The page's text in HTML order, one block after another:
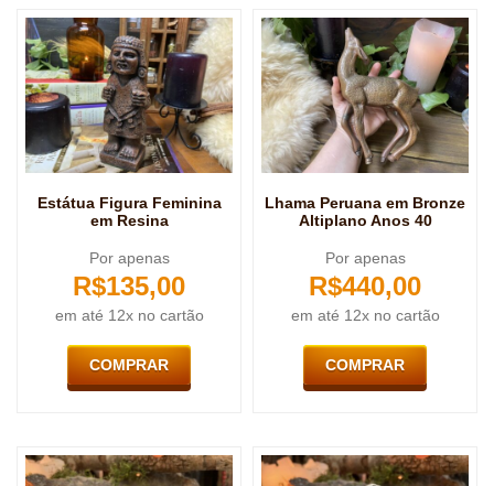
Estátua Figura Feminina
em Resina
Por apenas
R$135,00
em até 12x no cartão
COMPRAR
Lhama Peruana em Bronze
Altiplano Anos 40
Por apenas
R$440,00
em até 12x no cartão
COMPRAR